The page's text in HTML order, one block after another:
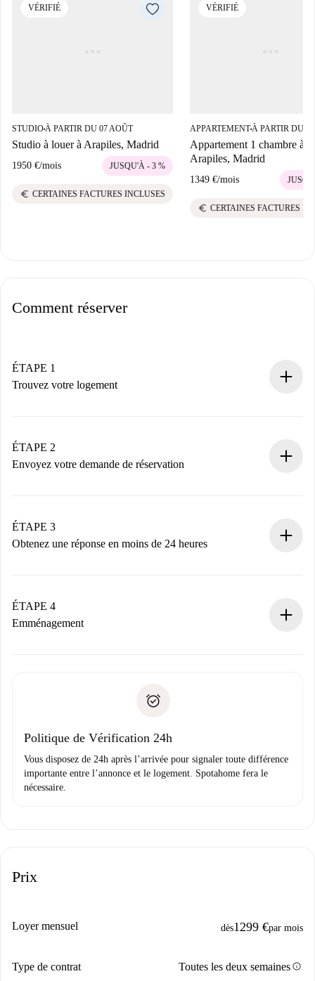
VÉRIFIÉ
STUDIO■À PARTIR DU 07 AOÛT
Studio à louer à Arapiles, Madrid
1950 €/mois JUSQU'À - 3 %
euro CERTAINES FACTURES INCLUSES
VÉRIFIÉ
APPARTEMENT■À PARTIR DU
Appartement 1 chambre à
Arapiles, Madrid
1349 €/mois
euro CERTAINES FACTURES
Comment réserver
ÉTAPE 1
Trouvez votre logement
Vous disposez à l’avance de toutes les informations
nécessaires.
ÉTAPE 2
Envoyez votre demande de réservation
Nous ne vous facturerons rien tant que le propriétaire
n’aura pas accepté.
ÉTAPE 3
Obtenez une réponse en moins de 24 heures
contact avec le propriétaire.
Si refusé : aucun prélèvement et nous vous proposerons
Justificatif de solvabilité
ÉTAPE 4
Emménagement
uniquement si aucun problème n'est signalé.
Politique de Vérification 24h
Vous disposez de 24h après l’arrivée pour signaler toute différence
importante entre l’annonce et le logement. Spotahome fera le
nécessaire.
Prix
Loyer mensuel dès1299 €par mois
Type de contrat Toutes les deux semainesinfo